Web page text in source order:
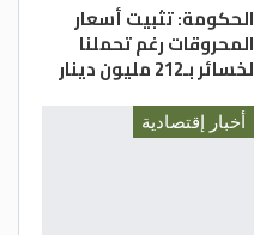
الحكومة: تثبيت أسعار
المحروقات رغم تحملنا
لخسائر بـ212 مليون دينار
أخبار إقتصادية